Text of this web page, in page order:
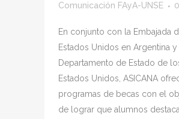
Comunicación FAyA-UNSE
0
En conjunto con la Embajada
Estados Unidos en Argentina
Departamento de Estado de
Estados Unidos, ASICANA
programas de becas con el
de lograr que alumnos